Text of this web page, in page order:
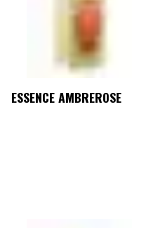
ESSENCE AMBREROSE